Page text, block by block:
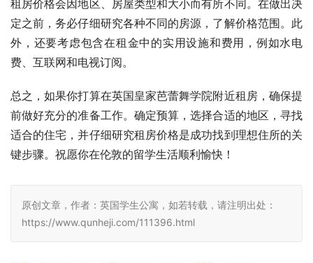
租房价格会因地区、房屋类型和大小而有所不同。在做出决
定之前，务必仔细研究各种不同的房源，了解价格范围。此
外，还要考虑包含在租金中的实用设施和费用，例如水电
费、互联网和电视订阅。
总之，如果你打算在英国皇家芭蕾舞学院附近租房，确保提
前做好充分的准备工作。确定预算，选择合适的地区，寻找
适合的住宅，并仔细研究租房价格是成功找到理想住所的关
键步骤。祝愿你在伦敦的留学生活顺利愉快！
原创文章，作者：英国学生公寓，如若转载，请注明出处：
https://www.qunheji.com/111396.html